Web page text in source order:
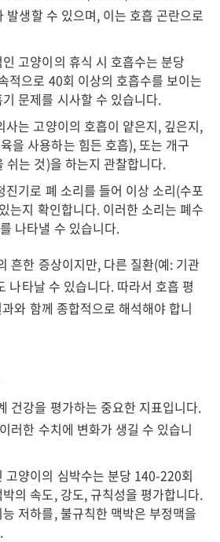
발생할 수 있으며, 이는 호흡 곤란으로
고양이의 휴식 시 호흡수는 분당
적으로 40회 이상의 호흡수를 보이는
문제를 시사할 수 있습니다.
사는 고양이의 호흡이 얕은지, 깊은지,
을 사용하는 힘든 호흡), 또는 개구
쉬는 것)을 하는지 관찰합니다.
진기로 폐 소리를 들어 이상 소리(수포
는지 확인합니다. 이러한 소리는 폐수
나타낼 수 있습니다.
흔한 증상이지만, 다른 질환(예: 기관
나타날 수 있습니다. 따라서 호흡 평
와 함께 종합적으로 해석해야 합니
건강을 평가하는 중요한 지표입니다.
러한 수치에 변화가 생길 수 있습니
고양이의 심박수는 분당 140-220회
의 속도, 강도, 규칙성을 평가합니다.
저하를, 불규칙한 맥박은 부정맥을